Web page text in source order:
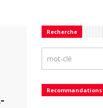
Recherche
Recommandations